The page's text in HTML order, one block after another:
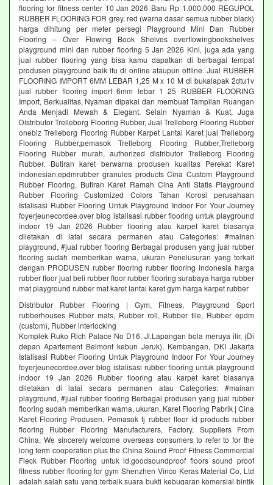
flooring for fitness center 10 Jan 2026 Baru Rp 1.000.000 REGUPOL
RUBBER FLOORING FOR grey, red (warna dasar semua rubber black)
harga dihitung per meter persegi Playground Mini Dan Rubber
Flooring – Over Flowing Book Shelves overflowingbookshelves
playground mini dan rubber flooring 5 Jan 2026 Kini, juga ada yang
jual rubber flooring yang bisa kamu dapatkan di berbagai tempat
produsen playground baik itu di online ataupun offline. Jual RUBBER
FLOORING IMPORT 6MM LEBAR 1,25 M x 10 M di bukalapak 2dtu1v
jual rubber flooring import 6mm lebar 1 25 RUBBER FLOORING
Import, Berkualitas, Nyaman dipakai dan membuat Tampilan Ruangan
Anda Menjadi Mewah & Elegant. Selain Nyaman & Kuat, Juga
Distributor Trelleborg Flooring Rubber, Jual Trelleborg Flooring Rubber
onebiz Trelleborg Flooring Rubber Karpet Lantai Karet jual Trelleborg
Flooring Rubber,pemasok Trelleborg Flooring Rubber,Trelleborg
Flooring Rubber murah, authorized distributor Trelleborg Flooring
Rubber. Butiran karet berwarna produsen kualitas Perekat Karet
indonesian.epdmrubber granules products Cina Custom Playground
Rubber Flooring, Butiran Karet Ramah Cina Anti Statis Playground
Rubber Flooring Customized Colors Tahan Korosi perusahaan
Istalisasi Rubber Flooring Untuk Playground Indoor For Your Journey
foyerjeunecordee.over blog istalisasi rubber flooring untuk playground
indoor 19 Jan 2026 Rubber flooring atau karpet karet biasanya
diletakan di latai secara permanen atau Categories: #mainan
playground, #jual rubber flooring Berbagai produsen yang jual rubber
flooring sudah memberikan warna, ukuran Penelusuran yang terkait
dengan PRODUSEN rubber flooring rubber flooring indonesia harga
rubber floor jual beli rubber floor rubber flooring surabaya harga rubber
mat playground rubber mat karet lantai karet gym harga karpet rubber
Distributor Rubber Flooring | Gym, Fitness, Playground Sport
rubberhouses Rubber mats, Rubber roll, Rubber tile, Rubber epdm
(custom), Rubber interlocking
Komplek Ruko Rich Palace No D16, Jl.Lapangan bola meruya ilir, (Di
depan Apartement Belmont kebun Jeruk), Kembangan, DKI Jakarta
Istalisasi Rubber Flooring Untuk Playground Indoor For Your Journey
foyerjeunecordee.over blog istalisasi rubber flooring untuk playground
indoor 19 Jan 2026 Rubber flooring atau karpet karet biasanya
diletakan di latai secara permanen atau Categories: #mainan
playground, #jual rubber flooring Berbagai produsen yang jual rubber
flooring sudah memberikan warna, ukuran, Karet Flooring Pabrik | Cina
Karet Flooring Produsen, Pemasok tj rubber floor id products rubber
flooring Rubber Flooring Manufacturers, Factory, Suppliers From
China, We sincerely welcome overseas consumers to refer to for the
long term cooperation plus the China Sound Proof Fitness Commercial
Fleck Rubber Flooring untuk id.goodsoundproof floors sound proof
fitness rubber flooring for gym Shenzhen Vinco Keras Material Co, Ltd
adalah salah satu yang terbaik suara bukti kebugaran komersial bintik